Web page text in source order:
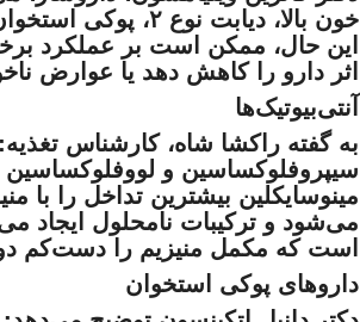
خون بالا، دیابت
این حال، ممکن است بر عملکرد
اثر دارو را کاهش دهد یا عوارض
آنتی‌بیوتیک‌ها
به گفته راکشا شاه، کارشناس
سیپروفلوکساسین و لووفلوکساسین
مینوسایکلین بیشترین تداخل را با
می‌شود و ترکیبات نامحلول ایجاد
است که مکمل منیزیم را دست‌کم
داروهای پوکی استخوان